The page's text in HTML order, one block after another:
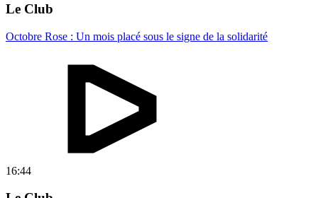
Le Club
Octobre Rose : Un mois placé sous le signe de la solidarité
16:44